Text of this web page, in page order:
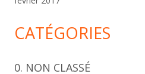
CATÉGORIES
0. NON CLASSÉ